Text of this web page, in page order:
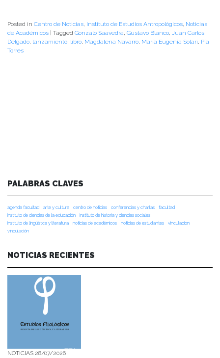
Posted in Centro de Noticias, Instituto de Estudios Antropológicos, Noticias
de Académicos | Tagged Gonzalo Saavedra, Gustavo Blanco, Juan Carlos
Delgado, lanzamiento, libro, Magdalena Navarro, María Eugenia Solari, Pía
Torres
PALABRAS CLAVES
agenda facultad arte y cultura centro de noticias conferencias y charlas
facultad
instituto de ciencias de la educación
instituto de historia y ciencias sociales
instituto de lingüística y literatura
noticias de académicos noticias de estudiantes
vinculacion
vinculación
NOTICIAS RECIENTES
NOTICIAS 28/07/2026